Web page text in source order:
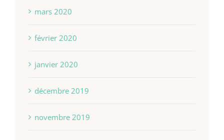
mars 2020
février 2020
janvier 2020
décembre 2019
novembre 2019